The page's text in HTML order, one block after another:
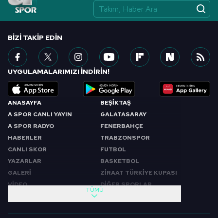
vasıtasıyla belirleyebilirsiniz. Çerezlere ilişkin detaylı bilgi
için Ayarlar butonuna tıklayabilir,Çerez Bilgilendirme
6698 sayılı Kişisel Verilerin Korunması Kanunu uyarınca
hazırlanmış Aydınlatma Metnimizi okumak ve sitemizde
ilgili mevzuata uygun olarak kullanılan çerezlerle ilgili bilgi
almak için lütfen
tıklayınız.
ANASAYFA
A SPOR CANLI YAYIN
A SPOR RADYO
HABERLER
CANLI SKOR
YAZARLAR
GALERİ
VİDEO
BEŞİKTAŞ
GALATASARAY
FENERBAHÇE
TRABZONSPOR
FUTBOL
BASKETBOL
ZİRAAT TÜRKİYE KUPASI
DİĞER SPORLAR
TÜMÜ
BIZI TAKIP EDIN
UYGULAMALARIMIZI İNDİRİN!